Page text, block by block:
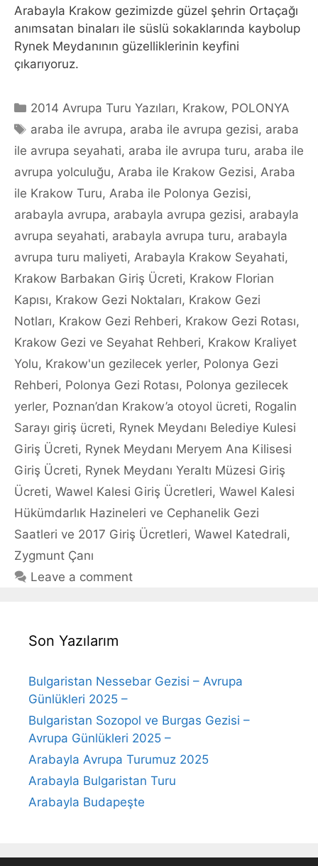
Arabayla Krakow gezimizde güzel şehrin Ortaçağı
anımsatan binaları ile süslü sokaklarında kaybolup
Rynek Meydanının güzelliklerinin keyfini
çıkarıyoruz.
Categories
2014 Avrupa Turu Yazıları, Krakow, POLONYA
Tags
araba ile avrupa, araba ile avrupa gezisi, araba
ile avrupa seyahati, araba ile avrupa turu, araba ile
avrupa yolculuğu, Araba ile Krakow Gezisi, Araba
ile Krakow Turu, Araba ile Polonya Gezisi,
arabayla avrupa, arabayla avrupa gezisi, arabayla
avrupa seyahati, arabayla avrupa turu, arabayla
avrupa turu maliyeti, Arabayla Krakow Seyahati,
Krakow Barbakan Giriş Ücreti, Krakow Florian
Kapısı, Krakow Gezi Noktaları, Krakow Gezi
Notları, Krakow Gezi Rehberi, Krakow Gezi Rotası,
Krakow Gezi ve Seyahat Rehberi, Krakow Kraliyet
Yolu, Krakow'un gezilecek yerler, Polonya Gezi
Rehberi, Polonya Gezi Rotası, Polonya gezilecek
yerler, Poznan’dan Krakow’a otoyol ücreti, Rogalin
Sarayı giriş ücreti, Rynek Meydanı Belediye Kulesi
Giriş Ücreti, Rynek Meydanı Meryem Ana Kilisesi
Giriş Ücreti, Rynek Meydanı Yeraltı Müzesi Giriş
Ücreti, Wawel Kalesi Giriş Ücretleri, Wawel Kalesi
Hükümdarlık Hazineleri ve Cephanelik Gezi
Saatleri ve 2017 Giriş Ücretleri, Wawel Katedrali,
Zygmunt Çanı
Leave a comment
Son Yazılarım
Bulgaristan Nessebar Gezisi – Avrupa
Günlükleri 2025 –
Bulgaristan Sozopol ve Burgas Gezisi –
Avrupa Günlükleri 2025 –
Arabayla Avrupa Turumuz 2025
Arabayla Bulgaristan Turu
Arabayla Budapeşte